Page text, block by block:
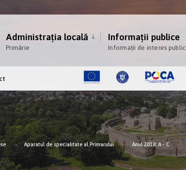
Administrația locală
Primărie
Informații publice
Informații de interes public
Aparatul de specialitate al Primarului Anul 2018: A - C